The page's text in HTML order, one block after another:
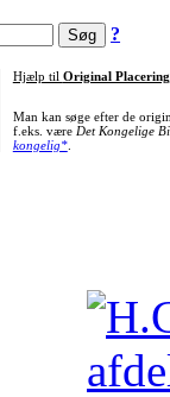
?
Hjælp til Original Placering
Man kan søge efter de
f.eks. være Det Kongelige
kongelig*.